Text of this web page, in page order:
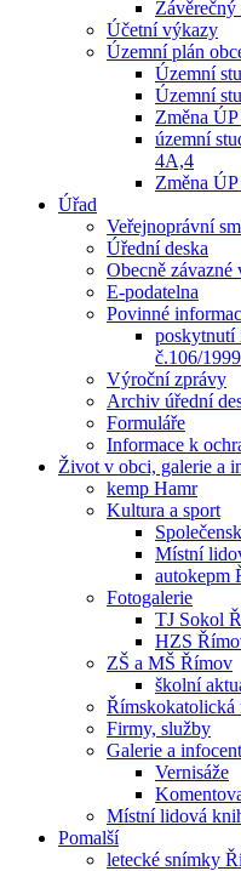
Účetní výkazy
Územní plán
Územní
Územní
Změna
územní
4A,4
Změna
Úřad
Veřejnoprávní
Úřední deska
Obecně závazné
E-podatelna
Povinné
poskytnutí
č.106/
Výroční zprávy
Archiv úřední
Formuláře
Informace k
Život v obci, galerie a
kemp Hamr
Kultura a sport
Místní
autokepm
Fotogalerie
TJ Sokol
HZS
ZŠ a MŠ Římov
školní
Římskokatolická
Firmy, služby
Galerie a
Vernisáže
Místní lidová
Pomalší
letecké snímky